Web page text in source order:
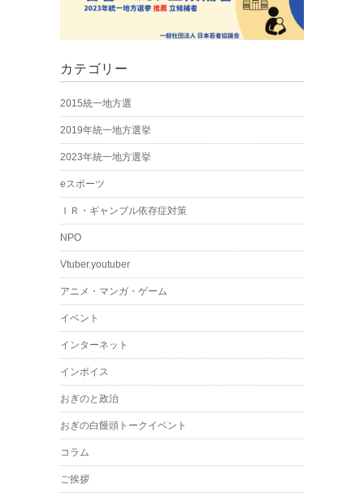
カテゴリー
2015統一地方選
2019年統一地方選挙
2023年統一地方選挙
eスポーツ
ＩＲ・ギャンブル依存症対策
NPO
Vtuber.youtuber
アニメ・マンガ・ゲーム
イベント
インターネット
インボイス
おぎのと政治
おぎの白饅頭トークイベント
コラム
ご挨拶